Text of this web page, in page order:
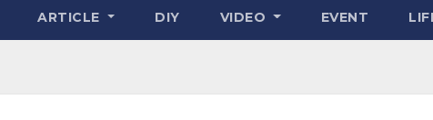
ARTICLE DIY VIDEO EVENT